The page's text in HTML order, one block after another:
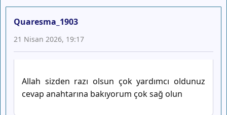
Quaresma_1903
21 Nisan 2026, 19:17
Allah sizden razı olsun çok yardımcı oldunuz
cevap anahtarına bakıyorum çok sağ olun